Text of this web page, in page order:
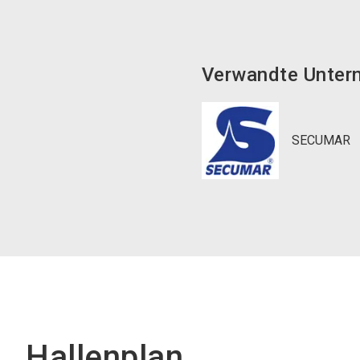
Verwandte
SECUMAR